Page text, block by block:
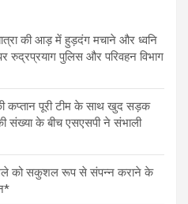
की आड़ में हुड़दंग मचाने और ध्वनि
रुद्रप्रयाग पुलिस और परिवहन विभाग
कप्तान पूरी टीम के साथ खुद सड़क
संख्या के बीच एसएसपी ने संभाली
को सकुशल रूप से संपन्न कराने के